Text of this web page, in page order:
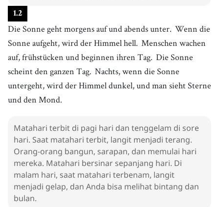
1.2
Die Sonne geht morgens auf und abends unter. Wenn die
Sonne aufgeht, wird der Himmel hell. Menschen wachen
auf, frühstücken und beginnen ihren Tag. Die Sonne
scheint den ganzen Tag. Nachts, wenn die Sonne
untergeht, wird der Himmel dunkel, und man sieht Sterne
und den Mond.
Matahari terbit di pagi hari dan tenggelam di sore
hari. Saat matahari terbit, langit menjadi terang.
Orang-orang bangun, sarapan, dan memulai hari
mereka. Matahari bersinar sepanjang hari. Di
malam hari, saat matahari terbenam, langit
menjadi gelap, dan Anda bisa melihat bintang dan
bulan.